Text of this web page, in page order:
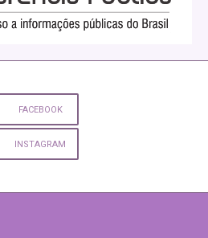
FACEBOOK
INSTAGRAM